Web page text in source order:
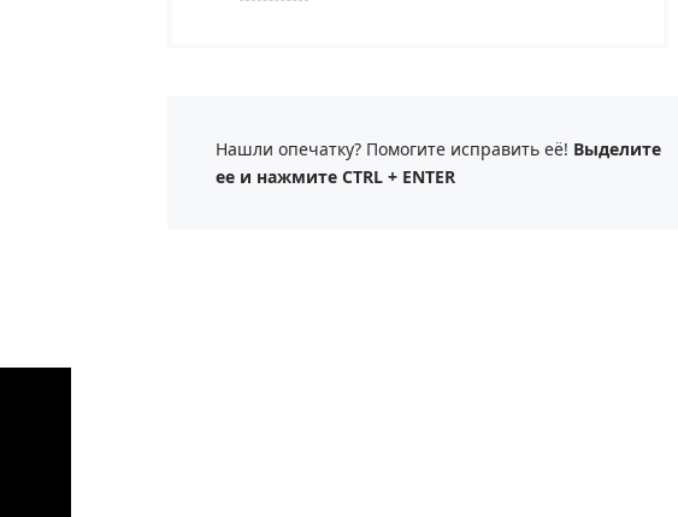
Нашли опечатку? Помогите исправить её! Выделите
ее и нажмите CTRL + ENTER